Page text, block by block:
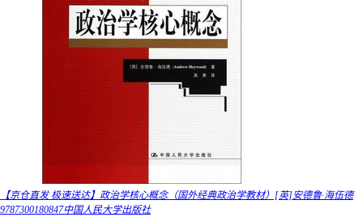
【京仓直发 极速送达】政治学核心概念（国外经典政治学教材）[英]安德鲁·海伍德
9787300180847中国人民大学出版社